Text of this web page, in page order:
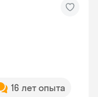
16 лет опыта